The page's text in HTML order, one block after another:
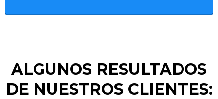
ALGUNOS RESULTADOS
DE NUESTROS CLIENTES: